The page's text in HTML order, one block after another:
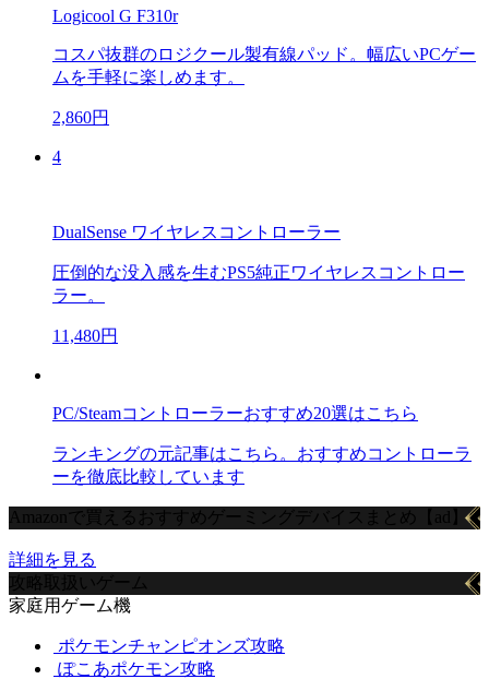
Logicool G F310r
コスパ抜群のロジクール製有線パッド。幅広いPCゲー
ムを手軽に楽しめます。
2,860円
4
DualSense ワイヤレスコントローラー
圧倒的な没入感を生むPS5純正ワイヤレスコントロー
ラー。
11,480円
PC/Steamコントローラーおすすめ20選はこちら
ランキングの元記事はこちら。おすすめコントローラ
ーを徹底比較しています
Amazonで買えるおすすめゲーミングデバイスまとめ【ad】
詳細を見る
攻略取扱いゲーム
家庭用ゲーム機
ポケモンチャンピオンズ攻略
ぽこあポケモン攻略